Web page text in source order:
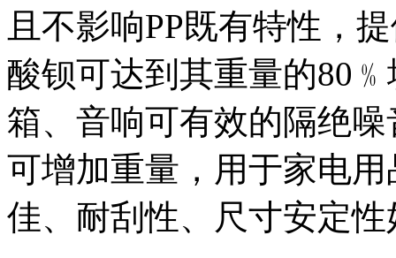
且不影响PP既有特性，
酸钡可达到其重量的
箱、音响可有效的隔绝
可增加重量，用于家电
佳、耐刮性、尺寸安定